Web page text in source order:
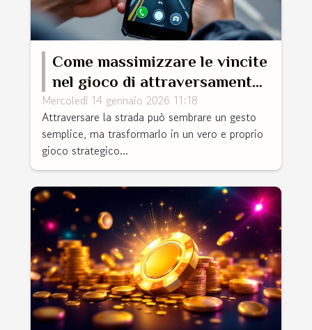
Come massimizzare le vincite
nel gioco di attraversamento
stradale?
Mercoledì 14 gennaio 2026 11:18
Attraversare la strada può sembrare un gesto
semplice, ma trasformarlo in un vero e proprio
gioco strategico...